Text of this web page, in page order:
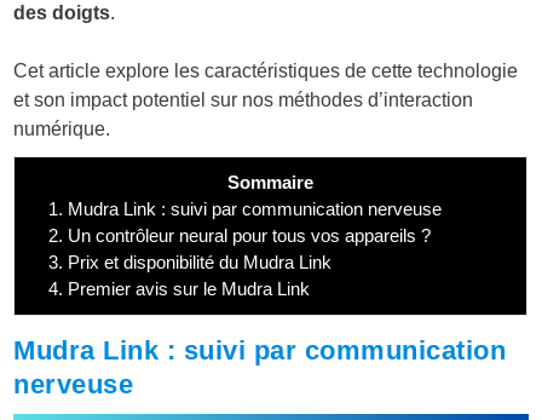
des doigts.
Cet article explore les caractéristiques de cette technologie
et son impact potentiel sur nos méthodes d’interaction
numérique.
Sommaire
1. Mudra Link : suivi par communication nerveuse
2. Un contrôleur neural pour tous vos appareils ?
3. Prix et disponibilité du Mudra Link
4. Premier avis sur le Mudra Link
Mudra Link : suivi par communication
nerveuse